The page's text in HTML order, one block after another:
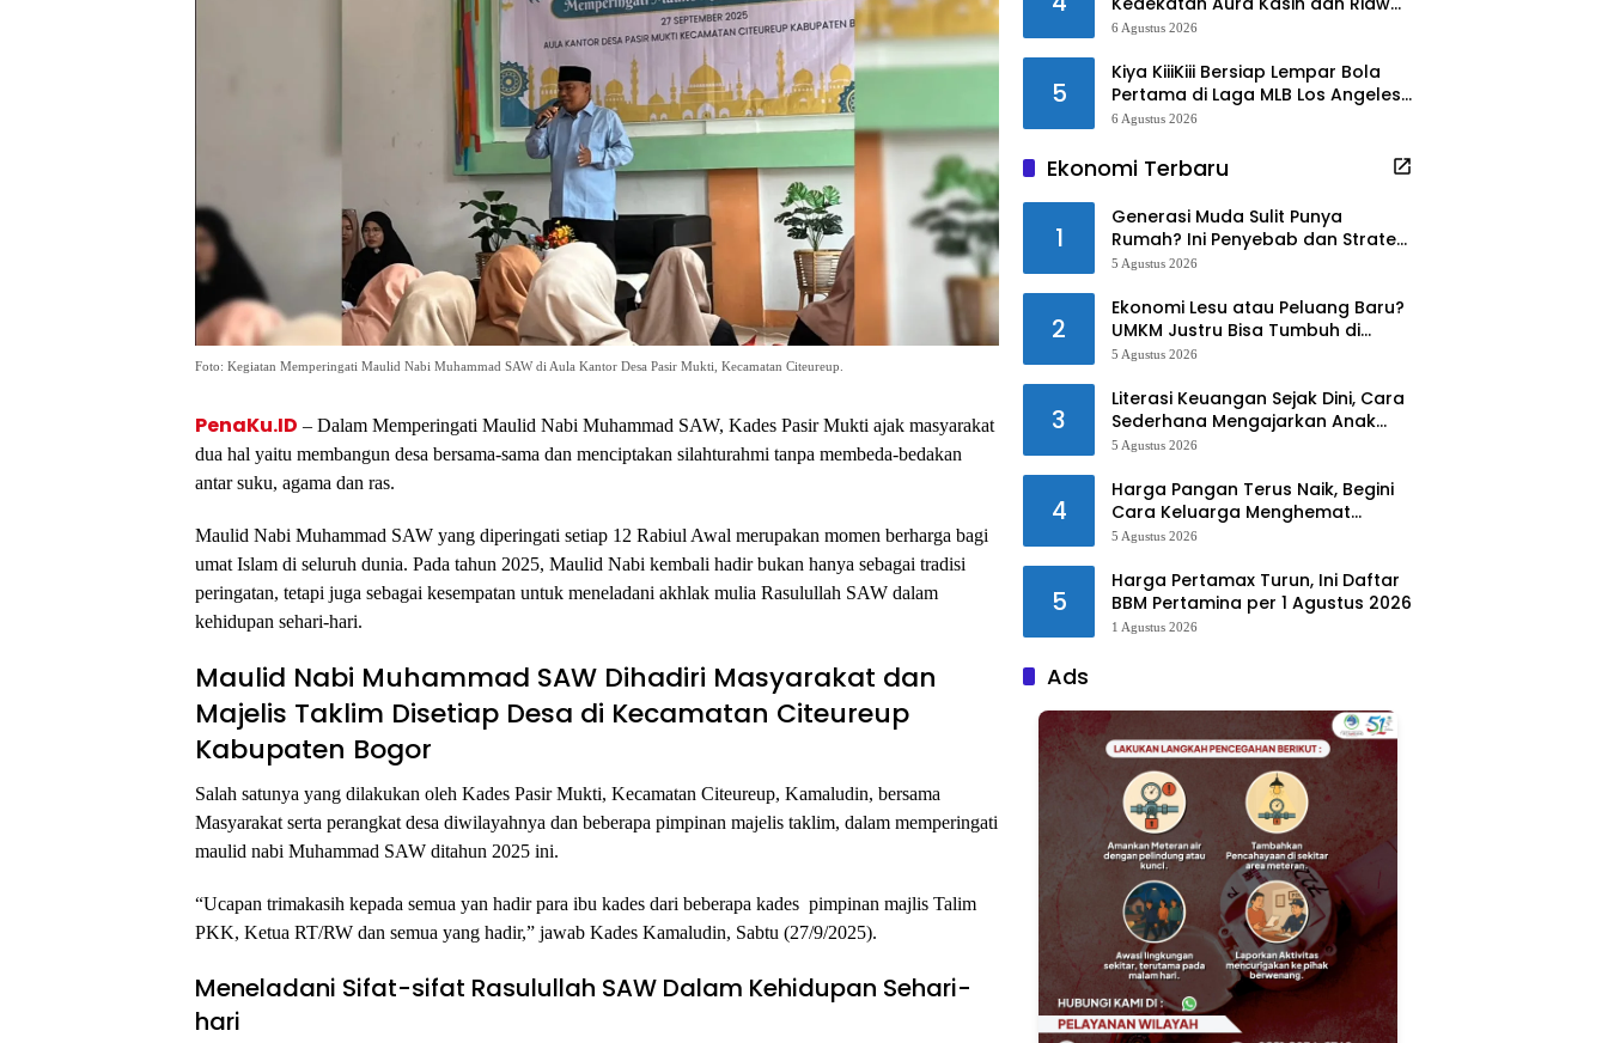
Foto: Kegiatan Memperingati Maulid Nabi Muhammad SAW di Aula Kantor Desa Pasir Mukti, Kecamatan Citeureup.
PenaKu.ID – Dalam Memperingati Maulid Nabi Muhammad SAW, Kades Pasir Mukti ajak masyarakat
dua hal yaitu membangun desa bersama-sama dan menciptakan silahturahmi tanpa membeda-bedakan
antar suku, agama dan ras.
Maulid Nabi Muhammad SAW yang diperingati setiap 12 Rabiul Awal merupakan momen berharga bagi
umat Islam di seluruh dunia. Pada tahun 2025, Maulid Nabi kembali hadir bukan hanya sebagai tradisi
peringatan, tetapi juga sebagai kesempatan untuk meneladani akhlak mulia Rasulullah SAW dalam
kehidupan sehari-hari.
Maulid Nabi Muhammad SAW Dihadiri Masyarakat dan
Majelis Taklim Disetiap Desa di Kecamatan Citeureup
Kabupaten Bogor
Salah satunya yang dilakukan oleh Kades Pasir Mukti, Kecamatan Citeureup, Kamaludin, bersama
Masyarakat serta perangkat desa diwilayahnya dan beberapa pimpinan majelis taklim, dalam memperingati
maulid nabi Muhammad SAW ditahun 2025 ini.
“Ucapan trimakasih kepada semua yan hadir para ibu kades dari beberapa kades pimpinan majlis Talim
PKK, Ketua RT/RW dan semua yang hadir,” jawab Kades Kamaludin, Sabtu (27/9/2025).
Meneladani Sifat-sifat Rasulullah SAW Dalam Kehidupan Sehari-
hari
Kamil
6 Agustus 2026
5
Kiya KiiiKiii Bersiap Lempar Bola
Pertama di Laga MLB Los Angeles
Angels
6 Agustus 2026
Ekonomi Terbaru
1
Generasi Muda Sulit Punya
Rumah? Ini Penyebab dan Strategi
Mengatasinya
5 Agustus 2026
2
Ekonomi Lesu atau Peluang Baru?
UMKM Justru Bisa Tumbuh di
Tengah Ketidakpastian
5 Agustus 2026
3
Literasi Keuangan Sejak Dini, Cara
Sederhana Mengajarkan Anak
Mengelola Uang
5 Agustus 2026
4
Harga Pangan Terus Naik, Begini
Cara Keluarga Menghemat
Belanja
5 Agustus 2026
5
Harga Pertamax Turun, Ini Daftar
BBM Pertamina per 1 Agustus 2026
1 Agustus 2026
Ads